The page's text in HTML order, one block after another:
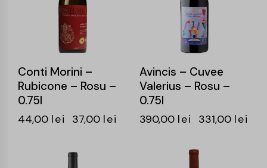
Conti Morini –
Rubicone – Rosu –
0.75l
44,00 lei 37,00 lei
Avincis – Cuvee
Valerius – Rosu –
0.75l
390,00 lei 331,00 lei